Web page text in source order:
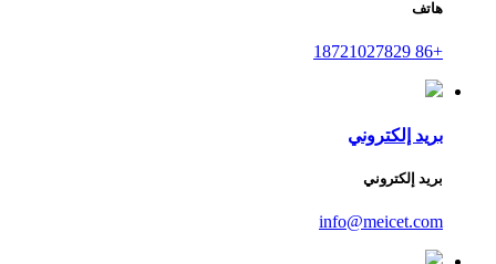
هاتف
+86 18721027829
بريد إلكتروني
بريد إلكتروني
info@meicet.com